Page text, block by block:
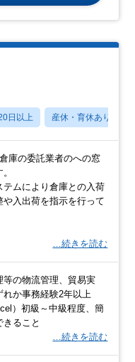
日以上 産休・育休あり
庫の委託業者のへの窓
テムにより倉庫との入荷
や入出荷を指示を行って
…続きを読む
等の物流管理、貿易実
れか事務経験2年以上
）初級～中級程度、簡
ること
…続きを読む